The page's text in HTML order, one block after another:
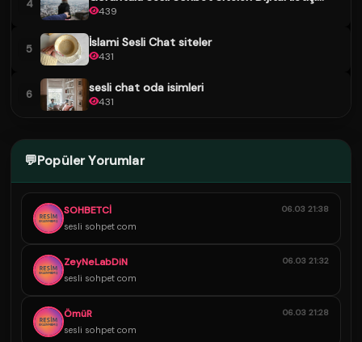
4
439
5 İslami Sesli Chat siteler
431
6 sesli chat oda isimleri
431
💬Popüler Yorumlar
SOHBETCİ
sesli sohpet com
06.03 21:38
ZeyNeLabDiN
sesli sohpet com
06.03 21:32
ÖmüR
sesli sohpet com
06.03 21:28